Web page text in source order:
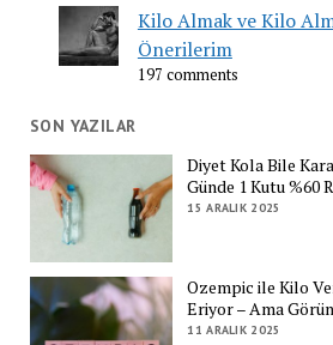
Kilo Almak ve Kilo
Önerilerim
197 comments
SON YAZILAR
Diyet Kola Bile
Günde 1 Kutu %60
15 ARALIK 2025
Ozempic ile Kilo
Eriyor – Ama
11 ARALIK 2025